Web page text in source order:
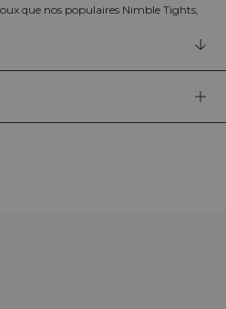
que nos populaires Nimble Tights,
il suffit de couper sous les points
en V à l'arrière avec logo ICIW discret.
des jambes avec 7,5 cm, coupez sous
S. 75% Nylon, 25% Elastan